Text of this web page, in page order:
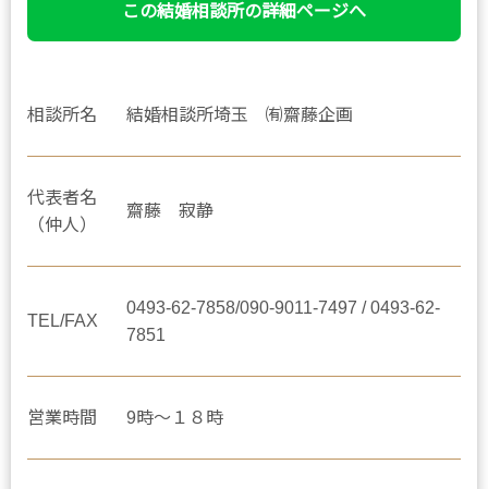
この結婚相談所の詳細ページへ
相談所名 結婚相談所埼玉 ㈲齋藤企画
代表者名
（仲人）
齋藤 寂静
TEL/FAX
0493-62-7858/090-9011-7497 / 0493-62-
7851
営業時間 9時～１８時